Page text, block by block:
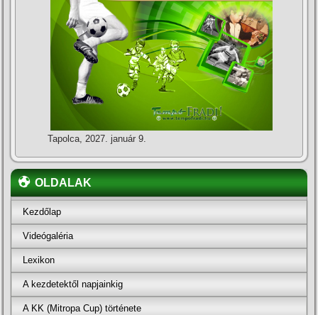
Tapolca, 2027. január 9.
OLDALAK
Kezdőlap
Videógaléria
Lexikon
A kezdetektől napjainkig
A KK (Mitropa Cup) története